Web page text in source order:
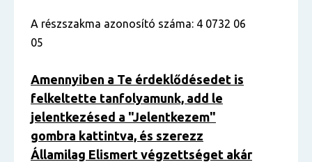
A részszakma azonosító száma: 4 0732 06
05
Amennyiben a Te érdeklődésedet is
felkeltette tanfolyamunk, add le
jelentkezésed a "Jelentkezem"
gombra kattintva, és szerezz
Államilag Elismert végzettséget akár